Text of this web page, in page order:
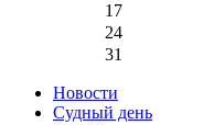
17
24
31
Новости
Судный день